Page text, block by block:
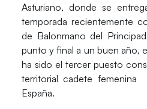
Asturiano, donde se
temporada recientemente
de Balonmano del
punto y final a un buen año,
ha sido el tercer puesto
territorial cadete
España.